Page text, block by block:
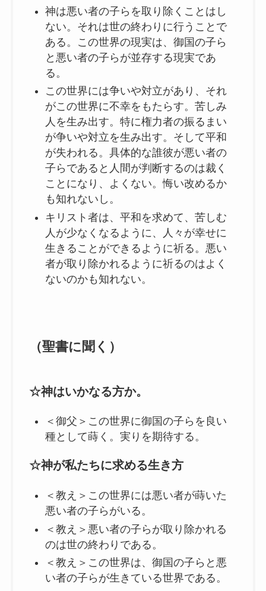
神は悪い者の子らを取り除くことはし
ない。それは世の終わりに行うことで
ある。この世界の現実は、御国の子ら
と悪い者の子らが並存する現実であ
る。
この世界には争いや対立があり、それ
がこの世界に不幸をもたらす。苦しみ
人を生み出す。特に権力者の振るまい
が争いや対立を生み出す。そして平和
が失われる。具体的な誰彼が悪い者の
子らであると人間が判断するのは裁く
ことになり、よくない。悔い改めるか
も知れないし。
キリスト者は、平和を求めて、苦しむ
人が少なくなるように、人々が幸せに
生きることができるように祈る。悪い
者が取り除かれるように祈るのはよく
ないのかも知れない。
（聖書に聞く）
☆神はいかなる方か。
＜御父＞この世界に御国の子らを良い
種として蒔く。実りを期待する。
☆神が私たちに求める生き方
＜教え＞この世界には悪い者が蒔いた
悪い者の子らがいる。
＜教え＞悪い者の子らが取り除かれる
のは世の終わりである。
＜教え＞この世界は、御国の子らと悪
い者の子らが生きている世界である。